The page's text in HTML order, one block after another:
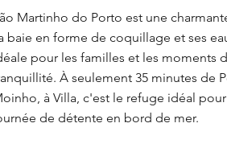
Martinho do Porto est une
baie en forme de coquillage et ses
pour les familles et les moments
À seulement 35 minutes de
à Villa, c'est le refuge idéal
de détente en bord de mer.